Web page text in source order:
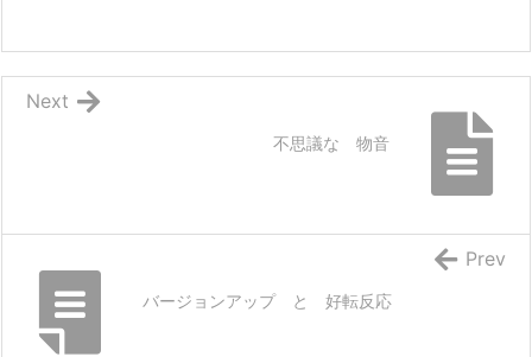
不思議な 物音
Next
バージョンアップ と 好転反応
Prev